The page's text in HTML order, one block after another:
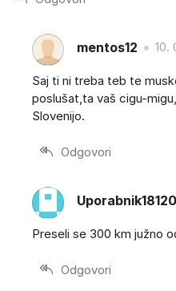
mentos12 10.
Saj ti ni treba teb te
poslušat,ta vaš cigu-
Slovenijo.
Odgovori
Preseli se 300 km južno
Odgovori